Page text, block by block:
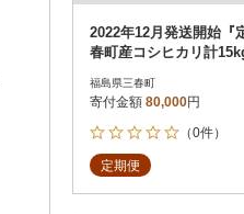
2022年12月発送開始『
春町産コシヒカリ計
福島県三春町
寄付金額 80,000円
（0件）
定期便